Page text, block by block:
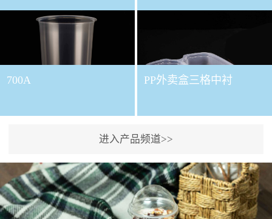
700A PP外卖盒三格中衬
进入产品频道>>